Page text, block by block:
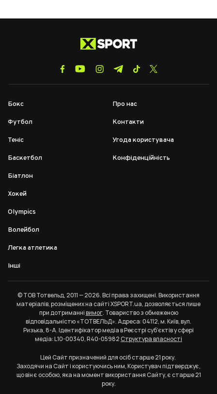
Бокс
Футбол
Теніс
Баскетбол
Біатлон
Хокей
Olympics
Волейбол
Легка атлетика
Інші
Про нас
Контакти
Угода користувача
Конфіденційність
© ТОВ Тотвельд, 2011 — 2026. Всі права захищені. Використання
матеріалів, розміщених на сайті XSPORT.ua, дозволяється лише
при дотриманнівимог. Товариство з обмеженою
відповідальністю «ТОТВЕЛЬД». Адреса: 04112, м. Київ, вул.
Ризька, 8-А. Ідентифікатор медіа в Реєстрі суб’єктів у сфері
медіа: L10-00340, R40-05982Структура власності
Цей Сайт призначений для осіб старше 21 року.
Заходячи на Сайт і користуючись ним, Користувач підтверджує,
що він є особою, яка на момент використання Сайту, є старше 21
року.